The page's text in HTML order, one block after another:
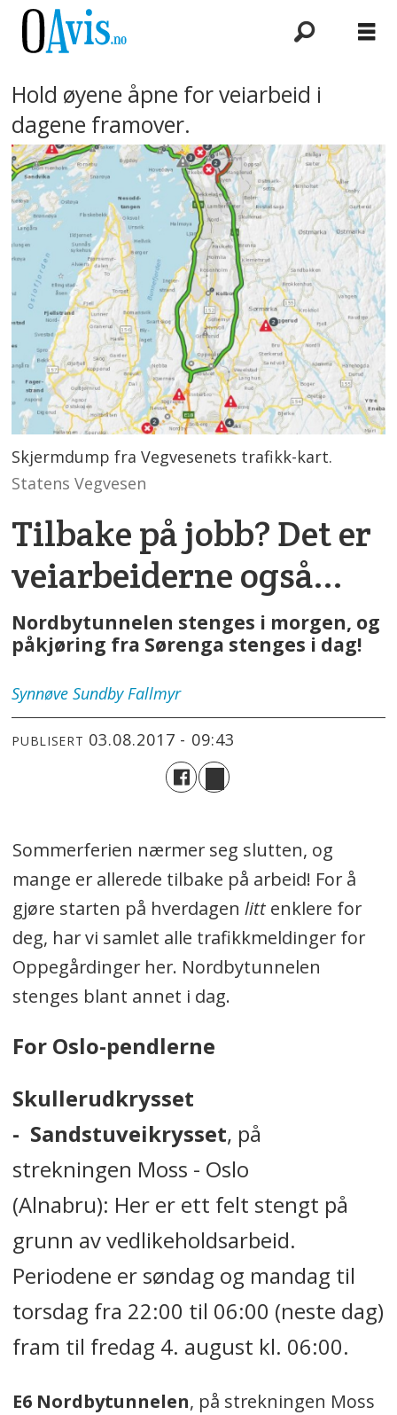
Hold øyene åpne for veiarbeid i
dagene framover.
Skjermdump fra Vegvesenets trafikk-kart.
Statens Vegvesen
Tilbake på jobb? Det er
veiarbeiderne også...
Nordbytunnelen stenges i morgen, og
påkjøring fra Sørenga stenges i dag!
Synnøve Sundby Fallmyr
PUBLISERT 03.08.2017 - 09:43
Sommerferien nærmer seg slutten, og
mange er allerede tilbake på arbeid! For å
gjøre starten på hverdagen litt enklere for
deg, har vi samlet alle trafikkmeldinger for
Oppegårdinger her. Nordbytunnelen
stenges blant annet i dag.
For Oslo-pendlerne
Skullerudkrysset
- Sandstuveikrysset, på
strekningen Moss - Oslo
(Alnabru): Her er ett felt stengt på
grunn av vedlikeholdsarbeid.
Periodene er søndag og mandag til
torsdag fra 22:00 til 06:00 (neste dag)
fram til fredag 4. august kl. 06:00.
E6 Nordbytunnelen, på strekningen Moss